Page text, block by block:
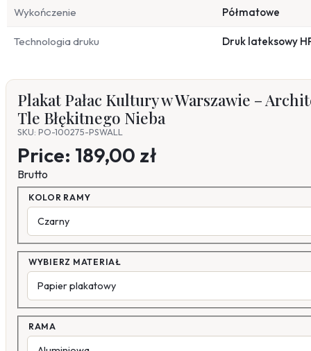
Wykończenie Półmatowe
Technologia druku Druk lateksowy
Plakat Pałac Kultury w Warszawie –
Tle Błękitnego Nieba
SKU: PO-100275-PSWALL
Price: 189,00 zł
Brutto
KOLOR RAMY
WYBIERZ MATERIAŁ
RAMA